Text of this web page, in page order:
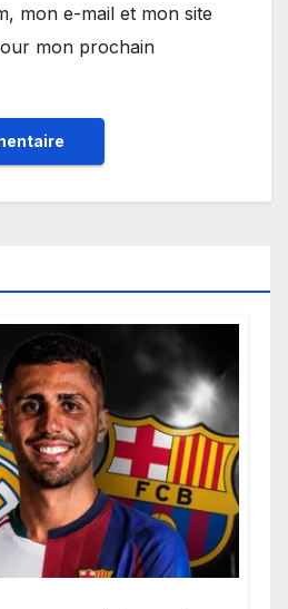
mon e-mail et mon site
mon prochain